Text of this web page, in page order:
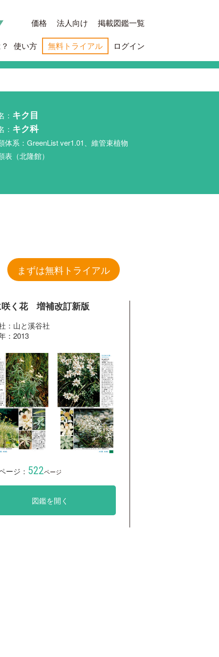
価格 法人向け 掲載図鑑一覧
使い方 無料トライアル ログイン
： キク目
： キク科
体系：GreenList ver1.01、維管束植物
表（北隆館）
まずは無料トライアル
咲く花 増補改訂新版
：山と溪谷社
：2013
ージ： 522ページ
図鑑を開く